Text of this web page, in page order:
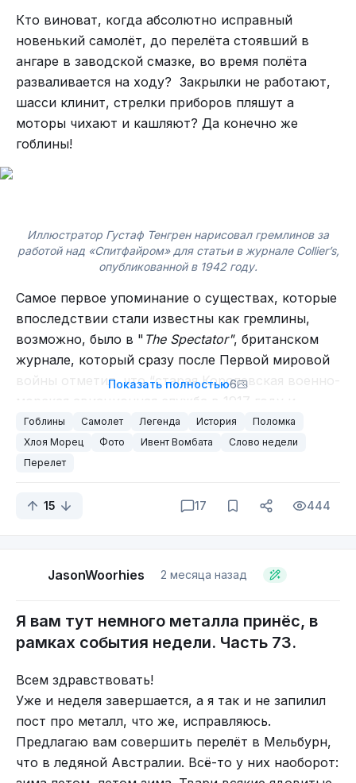
А Сигизмунд Леваневский остался в России,
воевал, получил направление в школу морской
авиации, которую благополучно закончил.
Служил, ушёл в запас и обучал лётчиков, а с 1933
года стал полярным лётчиком Главсевморпути.
полярных лётчиков. Вот одна из историй про его
спасательную экспедицию: летом 1933 года
чукчи доставили в Анадырь американского
аварийную посадку при попытке кругосветного
спасённого лётчика и ценный груз с разбившейся
машины. Об этом много писали и в советской, и
Кто виноват, когда абсолютно исправный
новенький самолёт, до перелёта стоявший в
ангаре в заводской смазке, во время полёта
разваливается на ходу? Закрылки не работают,
шасси клинит, стрелки приборов пляшут а
моторы чихают и кашляют? Да конечно же
гоблины!
Иллюстратор Густаф Тенгрен нарисовал гремлинов за
работой над «Спитфайром» для статьи в журнале Collier’s,
опубликованной в 1942 году.
Самое первое упоминание о существах, которые
впоследствии стали известны как гремлины,
возможно, было в " The Spectator", британском
журнале, который сразу после Первой мировой
войны отметил, что “старая Королевская военно-
недавно созданные Королевские военно-
воздушные силы в 1918 году обнаружили
существование орды таинственных и злобных
можно большего количества необъяснимых
Показать полностью6
Гоблины Самолет Легенда История
Поломка
Хлоя Морец
Фото Ивент Вомбата
Слово недели
Перелет
15 17 444
JasonWoorhies 2 месяца назад
Я вам тут немного металла принёс, в
рамках события недели. Часть 73.
Всем здравствовать!
Уже и неделя завершается, а я так и не запилил
пост про металл, что же, исправляюсь.
Предлагаю вам совершить перелёт в Мельбурн,
что в ледяной Австралии. Всё-то у них наоборот: